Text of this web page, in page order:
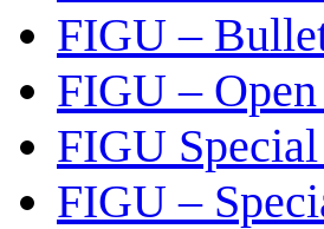
FIGU –
FIGU –
FIGU
FIGU –